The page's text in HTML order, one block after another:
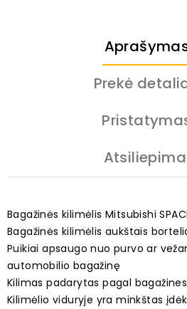
Prekė
Bagažinės kilimėlis Mitsubishi
Bagažinės kilimėlis aukštais
Puikiai apsaugo nuo purvo ar
automobilio bagažinę
Kilimas padarytas pagal
Kilimėlio viduryje yra minkštas